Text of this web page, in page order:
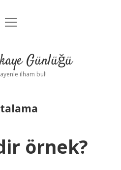
Uyarı
menüyü
Günlüğü
ilham bul!
örnek?